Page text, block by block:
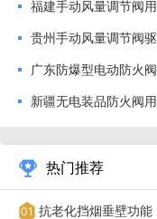
设备维护成本是运
福建手动风量调节阀
贵州手动风量调节阀
广东防爆型电动防火
新疆无电装品防火阀
热门推荐
01 抗老化挡烟垂壁功能